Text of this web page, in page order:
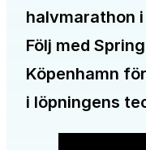
halvmarathon
Följ med
Köpenhamn
i löpningens